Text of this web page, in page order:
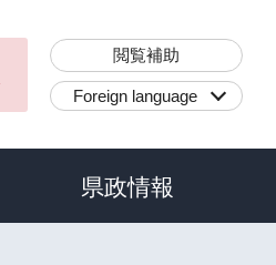
閲覧補助
Foreign language
県政情報